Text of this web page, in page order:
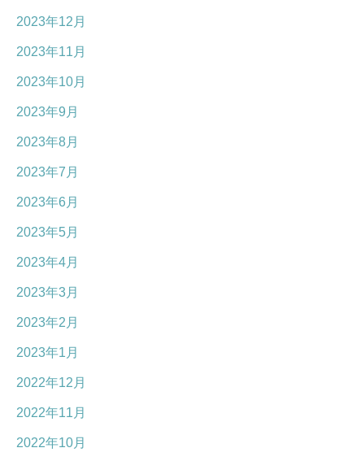
2023年12月
2023年11月
2023年10月
2023年9月
2023年8月
2023年7月
2023年6月
2023年5月
2023年4月
2023年3月
2023年2月
2023年1月
2022年12月
2022年11月
2022年10月